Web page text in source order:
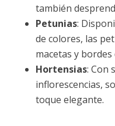
también
Petunias:
de colores, las
macetas y bordes
Hortensias: Con
inflorescencias,
toque elegante.